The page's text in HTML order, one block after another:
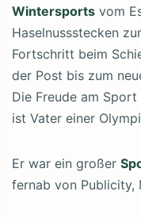
Wintersports vom
Haselnussstecken
Fortschritt beim
der Post bis zum
Die Freude am
ist Vater einer
Er war ein großer
fernab von Publicity,